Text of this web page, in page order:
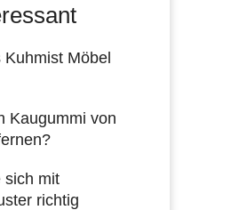
Möbel
Kaugummi von
sich mit
richtig